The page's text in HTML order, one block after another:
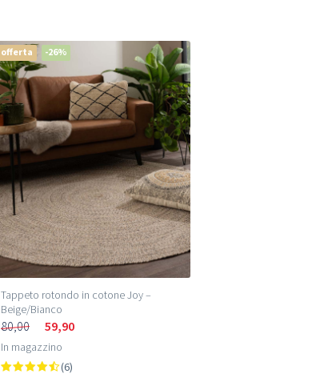
offerta -26%
Tappeto rotondo in cotone Joy –
Beige/Bianco
80,00 59,90
In magazzino
(6)